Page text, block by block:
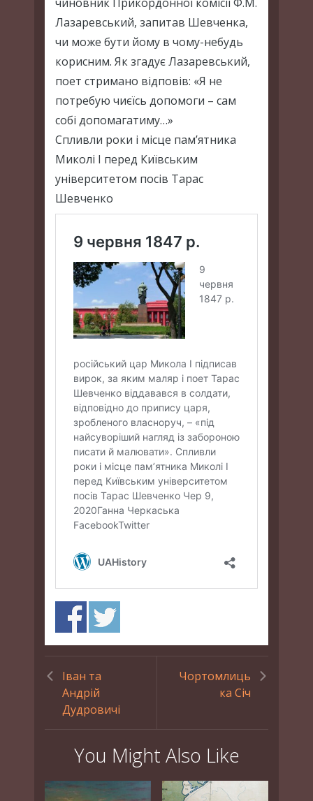
Лазаревський, запитав Шевченка,
чи може бути йому в чому-небудь
корисним. Як згадує Лазаревський,
поет стримано відповів: «Я не
потребую чиєїсь допомоги – сам
собі допомагатиму…»
Спливли роки і місце пам’ятника
Миколі І перед Київським
університетом посів Тарас
Шевченко
Іван та
Андрій
Дудровичі
Чортомлиць
ка Січ
You Might Also Like